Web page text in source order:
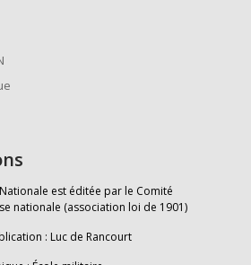
est éditée par le Comité
nationale (association loi de 1901)
: Luc de Rancourt